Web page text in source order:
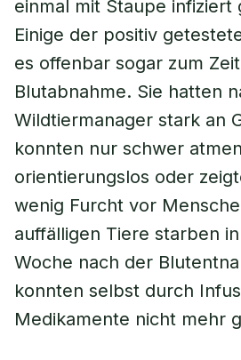
einmal mit Staupe infiziert
Einige der positiv
es offenbar sogar zum
Blutabnahme. Sie hatten
Wildtiermanager stark an
konnten nur schwer
orientierungslos oder
wenig Furcht vor
auffälligen Tiere starben
Woche nach der
konnten selbst durch
Medikamente nicht mehr